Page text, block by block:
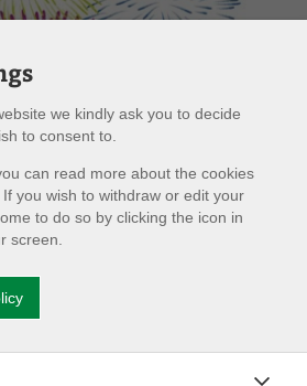
fyrværkeri i perioden 27.12-
we kindly ask you to decide
to consent to.
can read more about the cookies
you wish to withdraw or edit your
to do so by clicking the icon in
screen.
cookies